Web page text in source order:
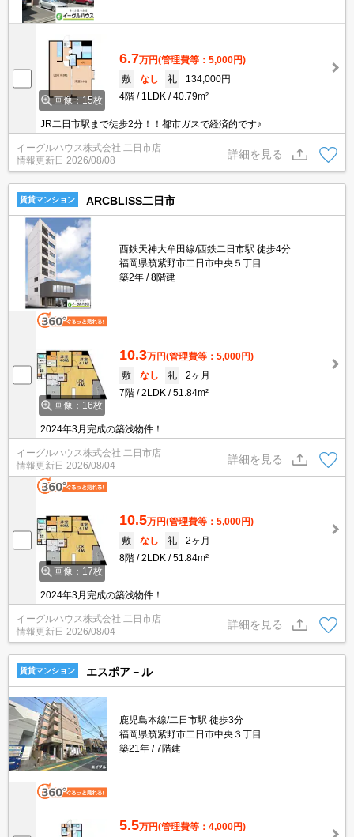
画像：15枚
6.7万円(管理費等：5,000円)
敷
なし 礼
134,000円
4階
1LDK 40.79m²
JR二日市駅まで徒歩2分！！都市ガスで経済的です♪
イーグルハウス株式会社 二日市店
情報更新日 2026/08/08
詳細を見る
賃貸マンション ARCBLISS二日市
西鉄天神大牟田線/西鉄二日市駅 徒歩4分
福岡県筑紫野市二日市中央５丁目
築2年
8階建
画像：16枚
10.3万円(管理費等：5,000円)
敷
なし 礼
2ヶ月
7階
2LDK 51.84m²
2024年3月完成の築浅物件！
イーグルハウス株式会社 二日市店
情報更新日 2026/08/04
詳細を見る
画像：17枚
10.5万円(管理費等：5,000円)
敷
なし 礼
2ヶ月
8階
2LDK 51.84m²
2024年3月完成の築浅物件！
イーグルハウス株式会社 二日市店
情報更新日 2026/08/04
詳細を見る
賃貸マンション エスポア－ル
鹿児島本線/二日市駅 徒歩3分
福岡県筑紫野市二日市中央３丁目
築21年
7階建
5.5万円(管理費等：4,000円)